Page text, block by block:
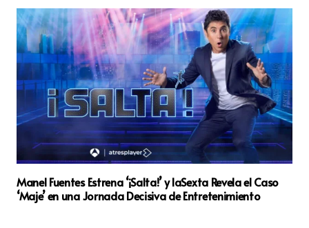
Manel Fuentes Estrena ‘¡Salta!’ y laSexta Revela el Caso
‘Maje’ en una Jornada Decisiva de Entretenimiento